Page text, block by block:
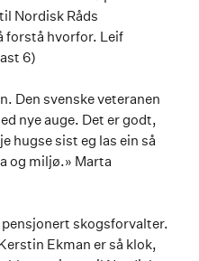
Nordisk Råds
forstå hvorfor. Leif
6)
Den svenske veteranen
nye auge. Det er godt,
hugse sist eg las ein så
og miljø.» Marta
skogsforvalter.
Ekman er så klok,